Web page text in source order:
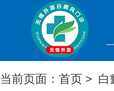
当前页面： 首页 > 白